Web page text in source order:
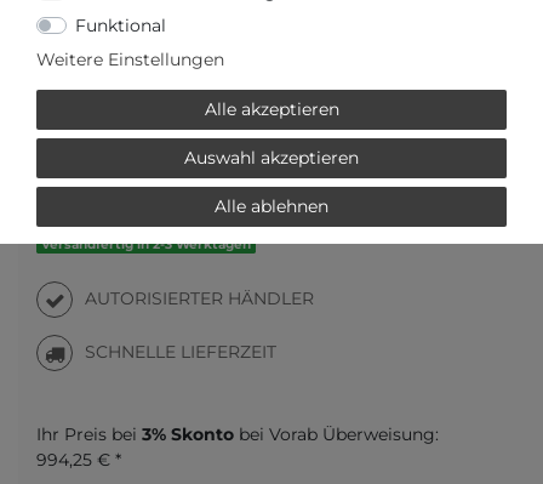
Versandfertig in 2-3 Werktagen
AUTORISIERTER HÄNDLER
SCHNELLE LIEFERZEIT
Ihr Preis bei 3% Skonto bei Vorab Überweisung:
994,25 € *
Funktional
Weitere Einstellungen
Alle akzeptieren
Auswahl akzeptieren
Alle ablehnen